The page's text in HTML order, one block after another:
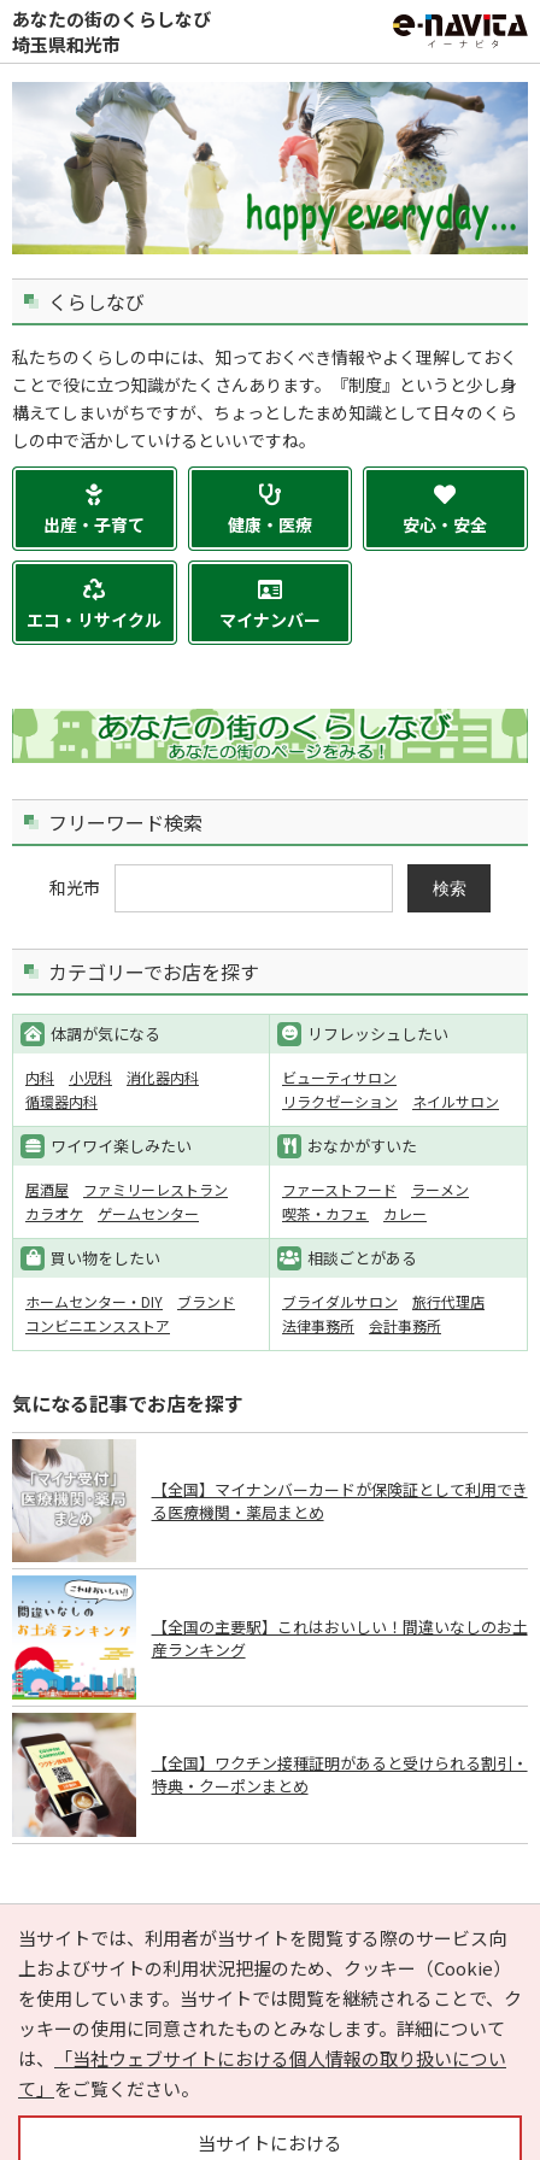
あなたの街のくらしなび
埼玉県和光市
くらしなび
私たちのくらしの中には、知っておくべき情報やよく理解しておく
ことで役に立つ知識がたくさんあります。『制度』というと少し身
構えてしまいがちですが、ちょっとしたまめ知識として日々のくら
しの中で活かしていけるといいですね。
出産・子育て 健康・医療 安心・安全
エコ・リサイクル マイナンバー
フリーワード検索
和光市 検索
カテゴリーでお店を探す
体調が気になる
内科 小児科
消化器内科
循環器内科
リフレッシュしたい
ビューティサロン
リラクゼーション
ネイルサロン
ワイワイ楽しみたい
居酒屋
ファミリーレストラン
カラオケ
ゲームセンター
おなかがすいた
ファーストフード
ラーメン
喫茶・カフェ
カレー
買い物をしたい
ホームセンター・DIY
ブランド
コンビニエンスストア
相談ごとがある
ブライダルサロン
旅行代理店
法律事務所
会計事務所
気になる記事でお店を探す
【全国】マイナンバーカードが保険証として利用でき
る医療機関・薬局まとめ
【全国の主要駅】これはおいしい！間違いなしのお土
産ランキング
【全国】ワクチン接種証明があると受けられる割引・
特典・クーポンまとめ
PAGE TOP
当サイトでは、利用者が当サイトを閲覧する際のサービス向
上およびサイトの利用状況把握のため、クッキー（Cookie）
を使用しています。当サイトでは閲覧を継続されることで、ク
ッキーの使用に同意されたものとみなします。詳細について
は、
「当社ウェブサイトにおける個人情報の取り扱いについ
て」 をご覧ください。
当サイトにおける
e-NAVITA（イーナビタ）とは？ お気に入り
ヘルプ
利用規約
個人情報の取り扱いについて
運営会社
サイトマップ
広告掲載に関するお問い合わせ